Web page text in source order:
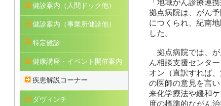
健診案内（人間ドック他）
健診案内（事業所健診他）
特定健診
健康講座・イベント開催案内
疾患解説コーナー
ダヴィンチ
「地域がん診療連
拠点病院は、がん
につくられ、紀南
した。
拠点病院では、が
ん相談支援センタ
オン（直訳すれば
の医師の意見を言
来化学療法や緩和
度の標準的ながん